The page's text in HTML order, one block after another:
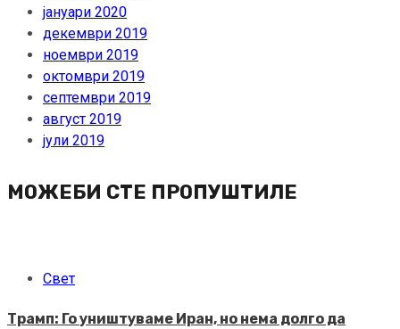
јануари 2020
декември 2019
ноември 2019
октомври 2019
септември 2019
август 2019
јули 2019
МОЖЕБИ СТЕ ПРОПУШТИЛЕ
Свет
Трамп: Го уништуваме Иран, но нема долго да